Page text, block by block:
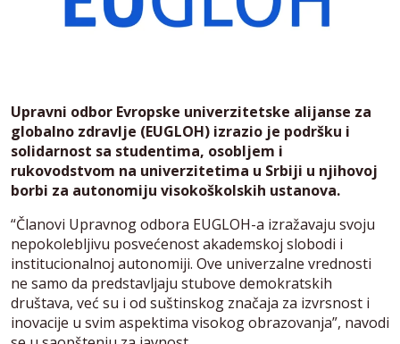
Upravni odbor Evropske univerzitetske alijanse za
globalno zdravlje (EUGLOH) izrazio je podršku i
solidarnost sa studentima, osobljem i
rukovodstvom na univerzitetima u Srbiji u njihovoj
borbi za autonomiju visokoškolskih ustanova.
“Članovi Upravnog odbora EUGLOH-a izražavaju svoju
nepokolebljivu posvećenost akademskoj slobodi i
institucionalnoj autonomiji. Ove univerzalne vrednosti
ne samo da predstavljaju stubove demokratskih
društava, već su i od suštinskog značaja za izvrsnost i
inovacije u svim aspektima visokog obrazovanja”, navodi